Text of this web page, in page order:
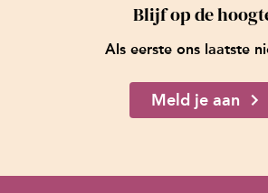
Blijf op de
Als eerste ons laatste
Meld je aan